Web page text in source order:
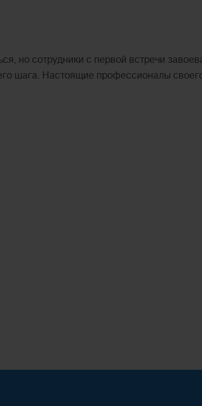
но сотрудники с первой встречи
шага. Настоящие профессионалы